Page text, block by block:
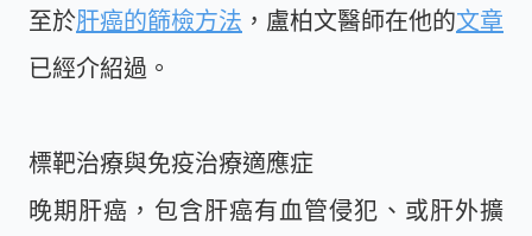
至於肝癌的篩檢方法 ，盧柏文醫師在他的文章
已經介紹過。
標靶治療與免疫治療適應症
晚期肝癌，包含肝癌有血管侵犯、或肝外擴